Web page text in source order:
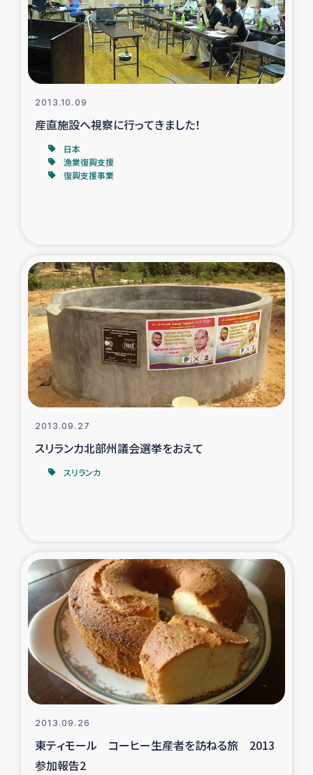
2013.10.09
産直施設へ視察に行ってきました！
日本
漁業復興支援
復興支援事業
2013.09.27
スリランカ北部州議会選挙をおえて
スリランカ
2013.09.26
東ティモール コーヒー生産者を訪ねる旅 2013
参加報告2